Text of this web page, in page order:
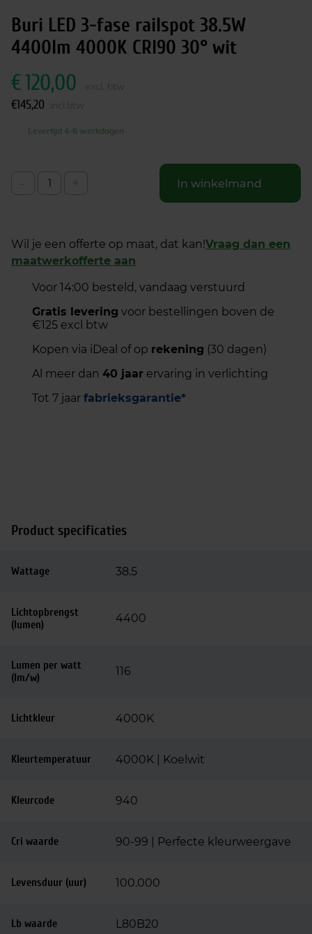
Buri LED 3-fase railspot 38.5W
4400lm 4000K CRI90 30° wit
€120,00
€145,20
Levertijd 4-6 werkdagen
In winkelmand
Wil je een offerte op maat, dat kan!Vraag dan een
maatwerkofferte aan
Voor 14:00 besteld, vandaag verstuurd
Gratis levering voor bestellingen boven de
€125 excl btw
Kopen via iDeal of op rekening (30 dagen)
Al meer dan 40 jaar ervaring in verlichting
Tot 7 jaar fabrieksgarantie*
Product specificaties
Wattage 38.5
Lichtopbrengst
(lumen)
4400
Lumen per watt
(lm/w)
116
Lichtkleur 4000K
Kleurtemperatuur 4000K | Koelwit
Kleurcode 940
Cri waarde 90-99 | Perfecte kleurweergave
Levensduur (uur) 100.000
Lb waarde L80B20